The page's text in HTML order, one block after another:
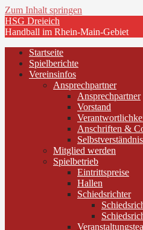
Zum Inhalt springen
HSG Dreieich
Handball im Rhein-Main-Gebiet
Startseite
Spielberichte
Vereinsinfos
Ansprechpartner
Ansprechpartner
Vorstand
Anschriften &
Selbstverständnis
Mitglied werden
Spielbetrieb
Eintrittspreise
Hallen
Schiedsrichter